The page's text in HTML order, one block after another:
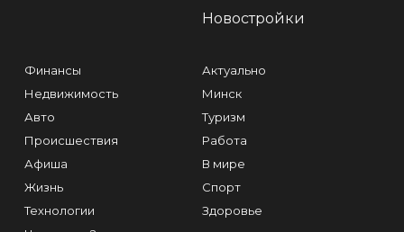
Новостройки
Финансы
Недвижимость
Авто
Происшествия
Афиша
Жизнь
Технологии
Актуально
Минск
Туризм
Работа
В мире
Спорт
Здоровье